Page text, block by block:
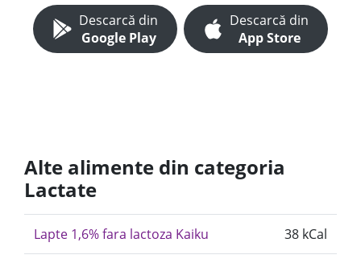
Descarcă din
Google Play
Descarcă din
App Store
Alte alimente din categoria
Lactate
Lapte 1,6% fara lactoza Kaiku 38 kCal